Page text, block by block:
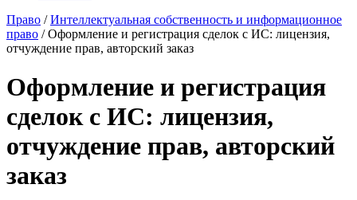
Право /Интеллектуальная собственность и информационное
право / Оформление и регистрация сделок с ИС: лицензия,
отчуждение прав, авторский заказ
Оформление и регистрация
сделок с ИС: лицензия,
отчуждение прав, авторский
заказ